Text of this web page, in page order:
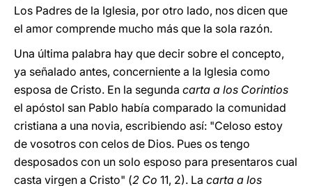
Los Padres de la Iglesia, por otro lado, nos dicen que
el amor comprende mucho más que la sola razón.
Una última palabra hay que decir sobre el concepto,
ya señalado antes, concerniente a la Iglesia como
esposa de Cristo. En la segunda carta a los Corintios
el apóstol san Pablo había comparado la comunidad
cristiana a una novia, escribiendo así: "Celoso estoy
de vosotros con celos de Dios. Pues os tengo
desposados con un solo esposo para presentaros cual
casta virgen a Cristo" (2 Co 11, 2). La carta a los